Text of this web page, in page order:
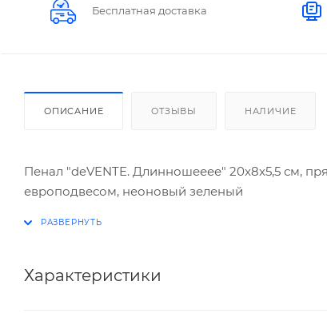
Бесплатная доставка
ОПИСАНИЕ ОТЗЫВЫ НАЛИЧИЕ
Пенал "deVENTE. Длинношееее" 20x8x5,5 см,
европодвесом, неоновый зеленый
Характеристики